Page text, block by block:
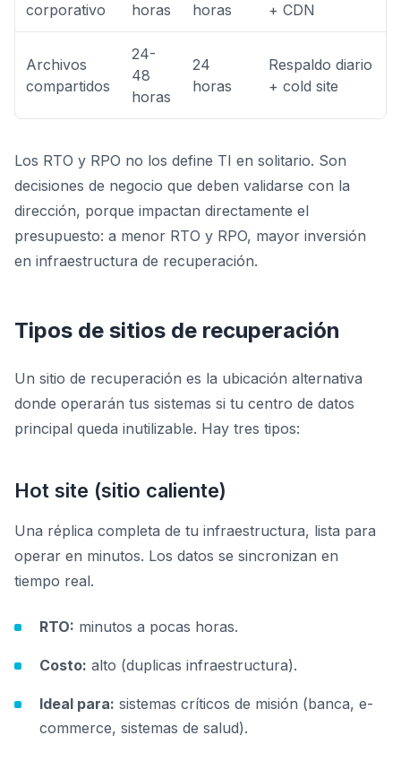
corporativo
horas
horas
+ CDN
Archivos
compartidos
24-
48
horas
24
horas
Respaldo diario
+ cold site
Los RTO y RPO no los define TI en solitario. Son
decisiones de negocio que deben validarse con la
dirección, porque impactan directamente el
presupuesto: a menor RTO y RPO, mayor inversión
en infraestructura de recuperación.
Tipos de sitios de recuperación
Un sitio de recuperación es la ubicación alternativa
donde operarán tus sistemas si tu centro de datos
principal queda inutilizable. Hay tres tipos:
Hot site (sitio caliente)
Una réplica completa de tu infraestructura, lista para
operar en minutos. Los datos se sincronizan en
tiempo real.
RTO: minutos a pocas horas.
Costo: alto (duplicas infraestructura).
Ideal para: sistemas críticos de misión (banca, e-
commerce, sistemas de salud).